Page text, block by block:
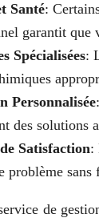
Santé:
garantit que
Spécialisées:
Personnalisée
des solutions
Satisfaction:
problème sans
de